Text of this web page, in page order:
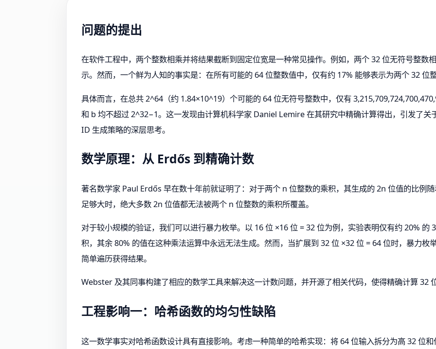
问题的提出
在软件工程中，两个整数相乘并将结果截断到固定位宽是一种常见操作。例如，两个 32 位无符号整数
示。然而，一个鲜为人知的事实是：在所有可能的 64 位整数值中，仅有约 17% 能够表示为两个 32 位
具体而言，在总共 2^64（约 1.84×10^19）个可能的 64 位无符号整数中，仅有
和 b 均不超过 2^32−1。这一发现由计算机科学家 Daniel Lemire 在其研究中精确计算得出，引发了关
ID 生成策略的深层思考。
数学原理：从 Erdős 到精确计数
著名数学家 Paul Erdős 早在数十年前就证明了：对于两个 n 位整数的乘积，其生成的 2n 位值的比例
足够大时，绝大多数 2n 位值都无法被两个 n 位整数的乘积所覆盖。
对于较小规模的验证，我们可以进行暴力枚举。以 16 位 ×16 位 = 32 位为例，实验表明仅有约 20% 的
积，其余 80% 的值在这种乘法运算中永远无法生成。然而，当扩展到 32 位 ×32 位 = 64 位时，暴力枚
简单遍历获得结果。
Webster 及其同事构建了相应的数学工具来解决这一计数问题，并开源了相关代码，使得精确计算 32
工程影响一：哈希函数的均匀性缺陷
这一数学事实对哈希函数设计具有直接影响。考虑一种简单的哈希实现：将 64 位输入拆分为高 32 位